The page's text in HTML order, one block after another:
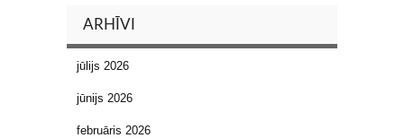
ARHĪVI
jūlijs 2026
jūnijs 2026
februāris 2026